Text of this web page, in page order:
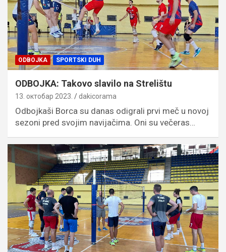
ODBOJKA SPORTSKI DUH
ODBOJKA: Takovo slavilo na Strelištu
13. октобар 2023. dakicorama
Odbojkaši Borca su danas odigrali prvi meč u novoj
sezoni pred svojim navijačima. Oni su večeras…